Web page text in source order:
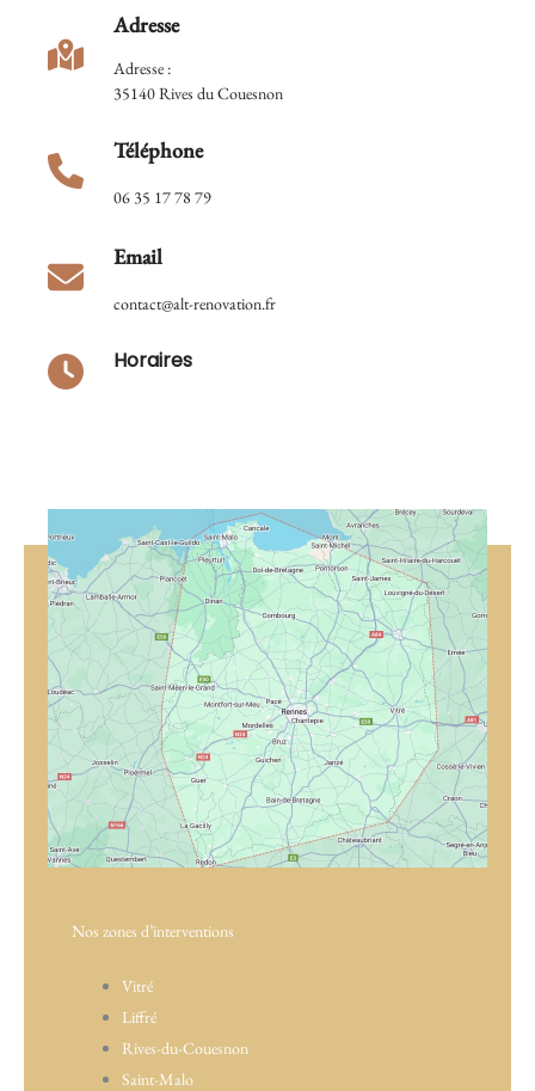
Adresse
Adresse :
35140 Rives du Couesnon
Téléphone
06 35 17 78 79
Email
contact@alt-renovation.fr
Horaires
Nos zones d’interventions
Vitré
Liffré
Rives-du-Couesnon
Saint-Malo